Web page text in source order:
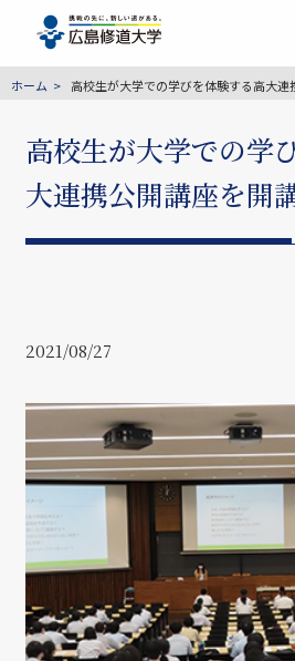
ホーム 高校生が大学での学びを体験する高大連
高校生が大学での学
大連携公開講座を開
2021/08/27